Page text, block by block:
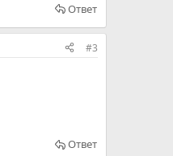
Ответ
#3
Ответ